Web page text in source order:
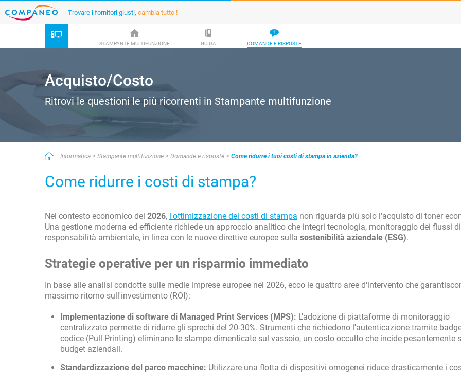
Trovare i fornitori giusti, cambia tutto !
STAMPANTE MULTIFUNZIONE GUIDA DOMANDE E RISPOSTE
Acquisto/Costo
Ritrovi le questioni le più ricorrenti in Stampante multifunzione
Informatica Stampante multifunzione Domande e risposte Come ridurre i tuoi costi di stampa in azienda?
Come ridurre i costi di stampa?
Nel contesto economico del 2026, l'ottimizzazione dei costi di stampa non riguarda più solo l'acquisto di toner
Una gestione moderna ed efficiente richiede un approccio analitico che integri tecnologia, monitoraggio dei flussi
responsabilità ambientale, in linea con le nuove direttive europee sulla sostenibilità aziendale (ESG).
Strategie operative per un risparmio immediato
In base alle analisi condotte sulle medie imprese europee nel 2026, ecco le quattro aree d'intervento che
massimo ritorno sull'investimento (ROI):
Implementazione di software di Managed Print Services (MPS): L'adozione di piattaforme di monitoraggio
centralizzato permette di ridurre gli sprechi del 20-30%. Strumenti che richiedono l'autenticazione tramite
codice (Pull Printing) eliminano le stampe dimenticate sul vassoio, un costo occulto che incide pesantemente
budget aziendali.
Standardizzazione del parco macchine: Utilizzare una flotta di dispositivi omogenei riduce drasticamente i